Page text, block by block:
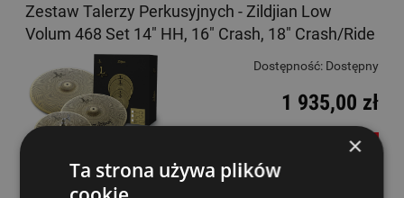
Zestaw Talerzy Perkusyjnych - Zildjian Low
Volum 468 Set 14" HH, 16" Crash, 18" Crash/Ride
Dostępność: Dostępny
1 935,00 zł
DO KOSZYKA×
Ta strona używa plików